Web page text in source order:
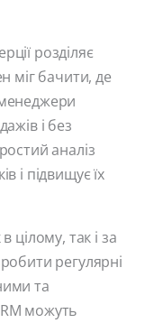
розділяє
міг бачити, де
і без
аналіз
і підвищує їх
цілому, так і за
регулярні
та
можуть